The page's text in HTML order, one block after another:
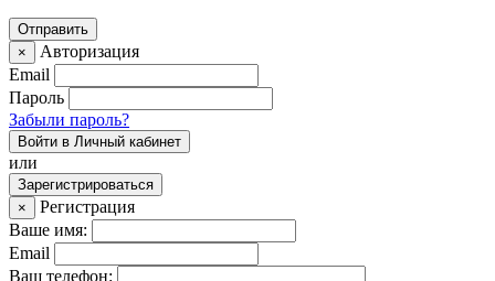
×
Авторизация
Email
Пароль
Забыли пароль?
Войти в Личный кабинет
или
Зарегистрироваться
×
Регистрация
Ваше имя:
Email
Ваш телефон: